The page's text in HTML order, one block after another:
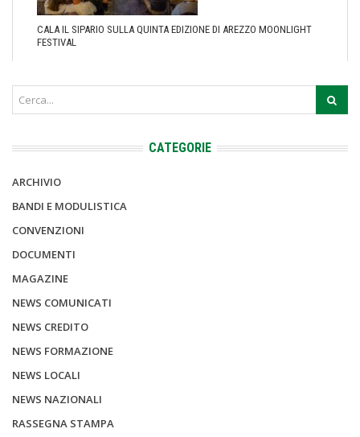
CALA IL SIPARIO SULLA QUINTA EDIZIONE DI AREZZO MOONLIGHT
FESTIVAL
CATEGORIE
ARCHIVIO
BANDI E MODULISTICA
CONVENZIONI
DOCUMENTI
MAGAZINE
NEWS COMUNICATI
NEWS CREDITO
NEWS FORMAZIONE
NEWS LOCALI
NEWS NAZIONALI
RASSEGNA STAMPA